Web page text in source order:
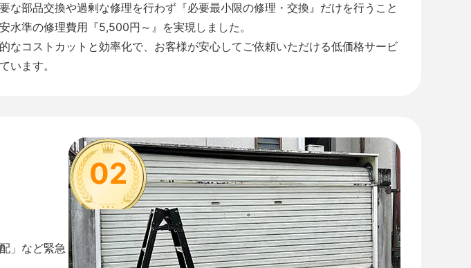
な部品交換や過剰な修理を行わず『必要最小限の修理・交換』だけを行うこと
水準の修理費用『5,500円～』を実現しました。
なコストカットと効率化で、お客様が安心してご依頼いただける低価格サービ
います。
02
」など緊急